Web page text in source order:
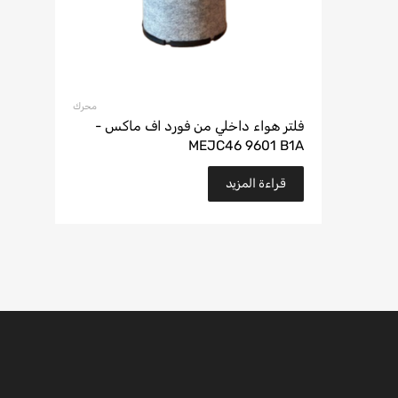
محرك
فلتر هواء داخلي من فورد اف ماكس -
MEJC46 9601 B1A
قراءة المزيد